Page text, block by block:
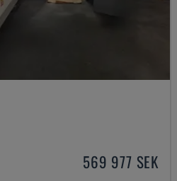
569 977 SEK